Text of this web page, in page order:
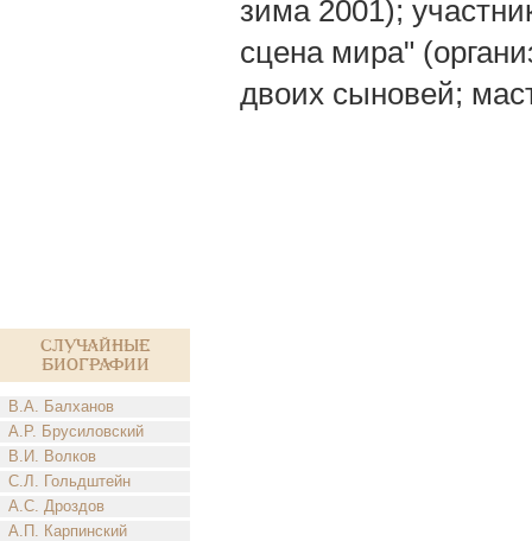
Случайные
биографии
В.А. Балханов
А.Р. Брусиловский
В.И. Волков
С.Л. Гольдштейн
А.С. Дроздов
А.П. Карпинский
зима 2001);
сцена мира"
двоих сыновей;